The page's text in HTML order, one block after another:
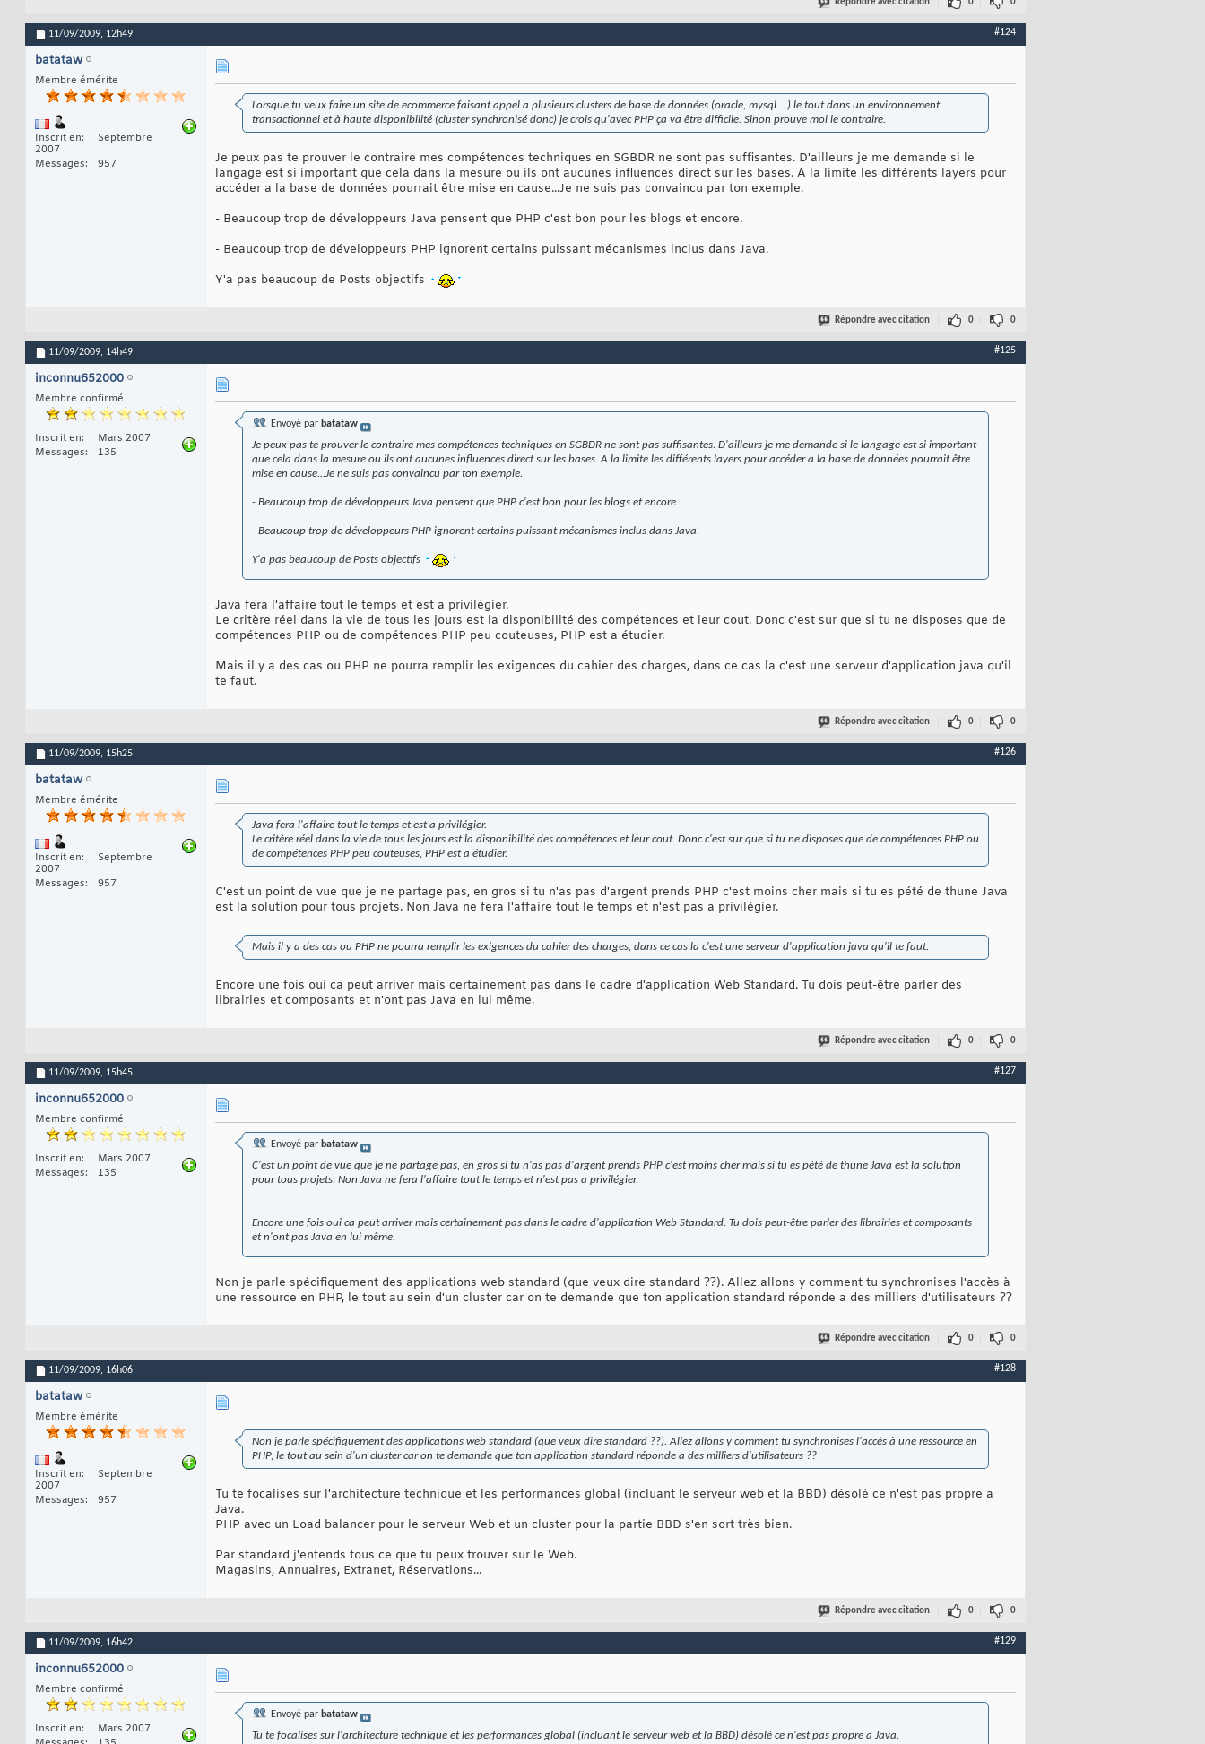
Répondre avec citation 0 0
11/09/2009, 12h49 #124
batataw
Membre émérite
Inscrit en
Septembre
2007
Messages
957
Lorsque tu veux faire un site de ecommerce faisant appel a plusieurs clusters de base de données (oracle, mysql ...) le tout dans un environnement
transactionnel et à haute disponibilité (cluster synchronisé donc) je crois qu'avec PHP ça va être difficile. Sinon prouve moi le contraire.
Je peux pas te prouver le contraire mes compétences techniques en SGBDR ne sont pas suffisantes. D'ailleurs je me demande si le
langage est si important que cela dans la mesure ou ils ont aucunes influences direct sur les bases. A la limite les différents layers pour
accéder a la base de données pourrait être mise en cause...Je ne suis pas convaincu par ton exemple.
- Beaucoup trop de développeurs Java pensent que PHP c'est bon pour les blogs et encore.
- Beaucoup trop de développeurs PHP ignorent certains puissant mécanismes inclus dans Java.
Y'a pas beaucoup de Posts objectifs
Répondre avec citation 0 0
11/09/2009, 14h49 #125
inconnu652000
Membre confirmé
Inscrit en
Mars 2007
Messages
135
Envoyé par batataw
Je peux pas te prouver le contraire mes compétences techniques en SGBDR ne sont pas suffisantes. D'ailleurs je me demande si le langage est si important
que cela dans la mesure ou ils ont aucunes influences direct sur les bases. A la limite les différents layers pour accéder a la base de données pourrait être
mise en cause...Je ne suis pas convaincu par ton exemple.
- Beaucoup trop de développeurs Java pensent que PHP c'est bon pour les blogs et encore.
- Beaucoup trop de développeurs PHP ignorent certains puissant mécanismes inclus dans Java.
Y'a pas beaucoup de Posts objectifs
Java fera l'affaire tout le temps et est a privilégier.
Le critère réel dans la vie de tous les jours est la disponibilité des compétences et leur cout. Donc c'est sur que si tu ne disposes que de
compétences PHP ou de compétences PHP peu couteuses, PHP est a étudier.
Mais il y a des cas ou PHP ne pourra remplir les exigences du cahier des charges, dans ce cas la c'est une serveur d'application java qu'il
te faut.
Répondre avec citation 0 0
11/09/2009, 15h25 #126
batataw
Membre émérite
Inscrit en
Septembre
2007
Messages
957
Java fera l'affaire tout le temps et est a privilégier.
Le critère réel dans la vie de tous les jours est la disponibilité des compétences et leur cout. Donc c'est sur que si tu ne disposes que de compétences PHP ou
de compétences PHP peu couteuses, PHP est a étudier.
C'est un point de vue que je ne partage pas, en gros si tu n'as pas d'argent prends PHP c'est moins cher mais si tu es pété de thune Java
est la solution pour tous projets. Non Java ne fera l'affaire tout le temps et n'est pas a privilégier.
Mais il y a des cas ou PHP ne pourra remplir les exigences du cahier des charges, dans ce cas la c'est une serveur d'application java qu'il te faut.
Encore une fois oui ca peut arriver mais certainement pas dans le cadre d'application Web Standard. Tu dois peut-être parler des
librairies et composants et n'ont pas Java en lui même.
Répondre avec citation 0 0
11/09/2009, 15h45 #127
inconnu652000
Membre confirmé
Inscrit en
Mars 2007
Messages
135
Envoyé par batataw
C'est un point de vue que je ne partage pas, en gros si tu n'as pas d'argent prends PHP c'est moins cher mais si tu es pété de thune Java est la solution
pour tous projets. Non Java ne fera l'affaire tout le temps et n'est pas a privilégier.
Encore une fois oui ca peut arriver mais certainement pas dans le cadre d'application Web Standard. Tu dois peut-être parler des librairies et composants
et n'ont pas Java en lui même.
Non je parle spécifiquement des applications web standard (que veux dire standard ??). Allez allons y comment tu synchronises l'accès à
une ressource en PHP, le tout au sein d'un cluster car on te demande que ton application standard réponde a des milliers d'utilisateurs ??
Répondre avec citation 0 0
11/09/2009, 16h06 #128
batataw
Membre émérite
Inscrit en
Septembre
2007
Messages
957
Non je parle spécifiquement des applications web standard (que veux dire standard ??). Allez allons y comment tu synchronises l'accès à une ressource en
PHP, le tout au sein d'un cluster car on te demande que ton application standard réponde a des milliers d'utilisateurs ??
Tu te focalises sur l'architecture technique et les performances global (incluant le serveur web et la BBD) désolé ce n'est pas propre a
Java.
PHP avec un Load balancer pour le serveur Web et un cluster pour la partie BBD s'en sort très bien.
Par standard j'entends tous ce que tu peux trouver sur le Web.
Magasins, Annuaires, Extranet, Réservations...
Répondre avec citation 0 0
11/09/2009, 16h42 #129
inconnu652000
Membre confirmé
Inscrit en
Mars 2007
Envoyé par batataw
Tu te focalises sur l'architecture technique et les performances global (incluant le serveur web et la BBD) désolé ce n'est pas propre a Java.